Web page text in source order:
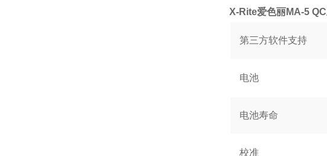
X-Rite爱色丽MA-5
第三方软件支持
电池
电池寿命
校准